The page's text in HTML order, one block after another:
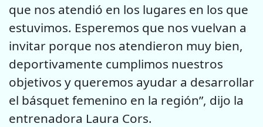
que nos atendió en los lugares en los que
estuvimos. Esperemos que nos vuelvan a
invitar porque nos atendieron muy bien,
deportivamente cumplimos nuestros
objetivos y queremos ayudar a desarrollar
el básquet femenino en la región”, dijo la
entrenadora Laura Cors.